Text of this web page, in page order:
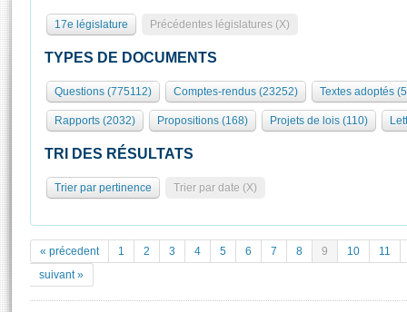
Présidence
577 députés
Groupes politiques
Séance publique
Commissions et autres organes
Europe et International
Pétitions
Documents parlementaires
Projets de loi
Rôle et pouvoirs de l'Assemblée
Organisation de l'Assemblée
Présidence Conférence des Présidents Bureau Collège des
Statistiques et chiffres clés
Documents de référence
( Constitution | Règlement de l'Assemblée ... )
Visiter l'Assemblée
Visite virtuelle du palais Bourbon
Assister à une séance
La Bibliothèque
Les archives
17e législature Précédentes législatures (X)
TYPES DE DOCUMENTS
Questions (775112) Comptes-rendus (23252) Textes adoptés
Rapports (2032) Propositions (168) Projets de lois (110)
TRI DES RÉSULTATS
Trier par pertinence Trier par date (X)
« précedent 1 2 3 4 5 6 7 8 9 10
11
suivant »